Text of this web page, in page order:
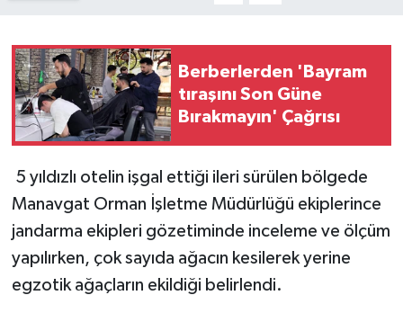
Berberlerden 'Bayram
tıraşını Son Güne
Bırakmayın' Çağrısı
5 yıldızlı otelin işgal ettiği ileri sürülen bölgede
Manavgat Orman İşletme Müdürlüğü ekiplerince
jandarma ekipleri gözetiminde inceleme ve ölçüm
yapılırken, çok sayıda ağacın kesilerek yerine
egzotik ağaçların ekildiği belirlendi.
Sosyal medya
Spor
Televizyon
Turizm